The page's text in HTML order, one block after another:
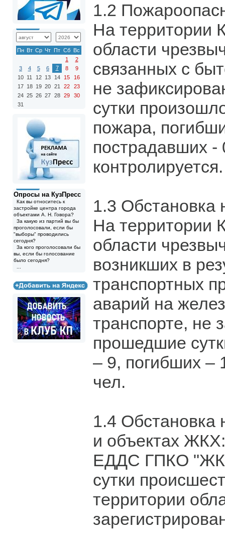
Пн Вт Ср Чт Пт Сб Вс
1
2
3
4 5 6 7 8
9
10 11 12 13 14 15
16
17 18 19 20 21 22
23
24 25 26 27 28 29
30
31
Опросы на КузПресс
Как вы относитесь к
застройке центра города
объектами А. Н. Говора?
За какую из партий вы бы
проголосовали, если бы
"выборы" проводились
сегодня?
За кого проголосовали бы
вы, если бы голосование
было сегодня?
1.2
На территории
области
связанных с
не
сутки
пожара,
пострадавших -
контролируется.
1.3 Обстановка
На территории
области
возникших в
транспортных
аварий на
транспорте, не
прошедшие
– 9, погибших –
чел.
1.4 Обстановка
и объектах
ЕДДС ГПКО
сутки
территории